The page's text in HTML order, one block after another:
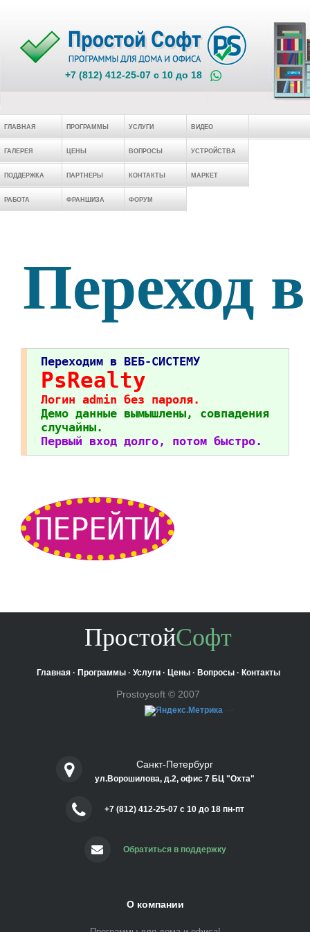
+7 (812) 412-25-07 c 10 до 18
ГЛАВНАЯ ПРОГРАММЫ УСЛУГИ ВИДЕО
ГАЛЕРЕЯ ЦЕНЫ ВОПРОСЫ УСТРОЙСТВА
ПОДДЕРЖКА ПАРТНЕРЫ КОНТАКТЫ МАРКЕТ
РАБОТА ФРАНШИЗА ФОРУМ
Переход
Переходим в ВЕБ-СИСТЕМУ
PsRealty
Логин admin без пароля.
Демо данные вымышлены, совпадения
случайны.
Первый вход долго, потом быстро.
ПЕРЕЙТИ
ПростойСофт
Главная· Программы· Услуги· Цены· Вопросы· Контакты
Prostoysoft © 2007
Санкт-Петербург
ул.Ворошилова, д.2, офис 7 БЦ "Охта"
+7 (812) 412-25-07 c 10 до 18 пн-пт
Обратиться в поддержку
О компании